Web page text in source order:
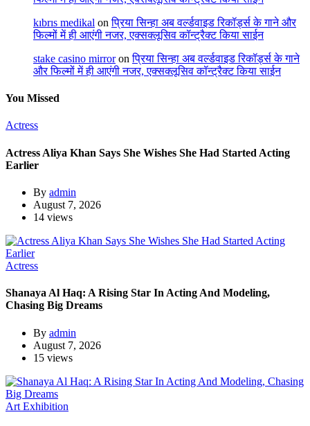
kıbrıs medikal onप्रिया सिन्हा अब वर्ल्डवाइड रिकॉर्ड्स के गाने और
फिल्मों में ही आएंगी नजर, एक्सक्लूसिव कॉन्ट्रैक्ट किया साईन
stake casino mirroronप्रिया सिन्हा अब वर्ल्डवाइड रिकॉर्ड्स के गाने
और फिल्मों में ही आएंगी नजर, एक्सक्लूसिव कॉन्ट्रैक्ट किया साईन
You Missed
Actress
Actress Aliya Khan Says She Wishes She Had Started Acting
Earlier
By admin
August 7, 2026
14 views
Actress
Shanaya Al Haq: A Rising Star In Acting And Modeling,
Chasing Big Dreams
By admin
August 7, 2026
15 views
Art Exhibition